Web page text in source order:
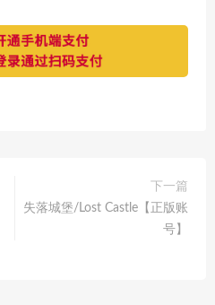
下一篇
失落城堡/Lost Castle【正版账
号】